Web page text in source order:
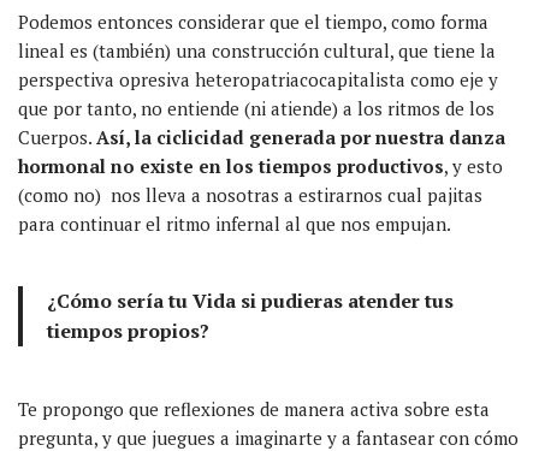
Podemos entonces considerar que el tiempo, como forma
lineal es (también) una construcción cultural, que tiene la
perspectiva opresiva heteropatriacocapitalista como eje y
que por tanto, no entiende (ni atiende) a los ritmos de los
Cuerpos. Así, la ciclicidad generada por nuestra danza
hormonal no existe en los tiempos productivos, y esto
(como no) nos lleva a nosotras a estirarnos cual pajitas
para continuar el ritmo infernal al que nos empujan.
¿Cómo sería tu Vida si pudieras atender tus
tiempos propios?
Te propongo que reflexiones de manera activa sobre esta
pregunta, y que juegues a imaginarte y a fantasear con cómo